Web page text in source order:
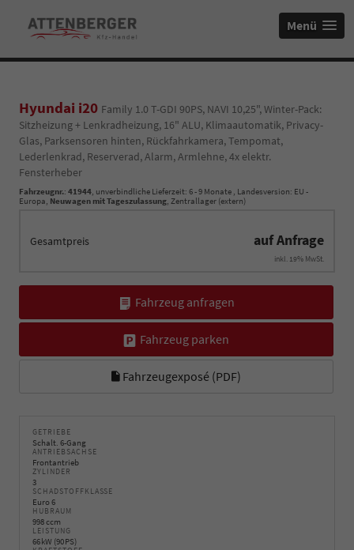
Menü
Hyundai i20 Family 1.0 T-GDI 90PS, NAVI 10,25", Winter-Pack:
Sitzheizung + Lenkradheizung, 16" ALU, Klimaautomatik, Privacy-
Glas, Parksensoren hinten, Rückfahrkamera, Tempomat,
Lederlenkrad, Reserverad, Alarm, Armlehne, 4x elektr.
Fensterheber
Fahrzeugnr.: 41944, unverbindliche Lieferzeit: 6 - 9 Monate , Landesversion: EU -
Europa, Neuwagen mit Tageszulassung, Zentrallager (extern)
Gesamtpreis auf Anfrage
inkl. 19% MwSt.
Fahrzeug anfragen
Fahrzeug parken
Fahrzeugexposé (PDF)
GETRIEBE
Schalt. 6-Gang
ANTRIEBSACHSE
Frontantrieb
ZYLINDER
3
SCHADSTOFFKLASSE
Euro 6
HUBRAUM
998 ccm
LEISTUNG
66 kW (90 PS)